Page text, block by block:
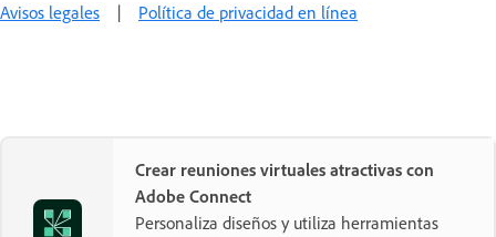
Avisos legales | Política de privacidad en línea
Crear reuniones virtuales atractivas con
Adobe Connect
Personaliza diseños y utiliza herramientas